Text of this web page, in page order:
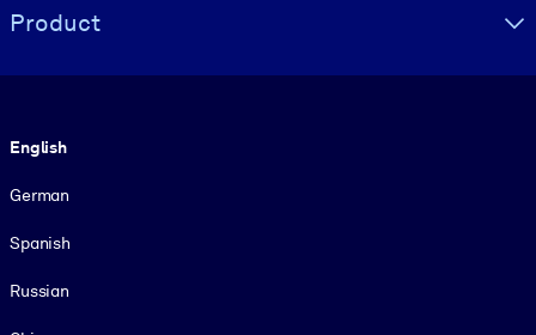
Product
English
German
Spanish
Russian